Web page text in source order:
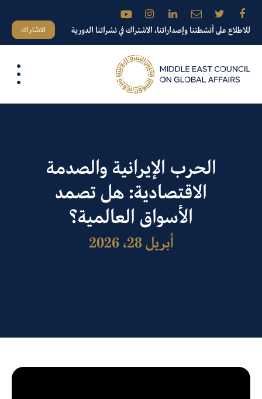
للاطلاع على أنشطتنا وإصداراتنا، الاشتراك في نشراتنا الدورية الاشتراك
الحرب الإيرانية والصدمة
الاقتصادية: هل تصمد
الأسواق العالمية؟
أبريل 28، 2026